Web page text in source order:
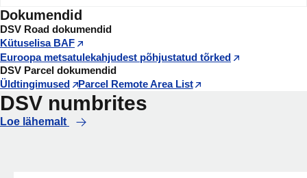
Dokumendid
DSV Road dokumendid
Kütuselisa BAF
Euroopa metsatulekahjudest põhjustatud tõrked
DSV Parcel dokumendid
Üldtingimused
Parcel Remote Area List
DSV numbrites
Loe lähemalt